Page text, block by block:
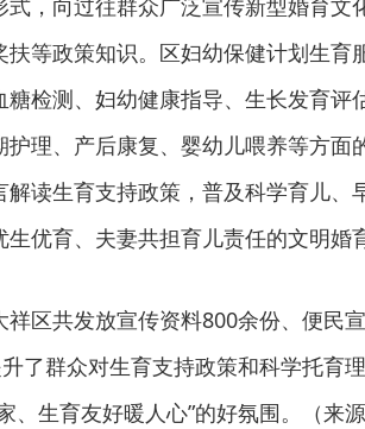
扶等政策知识。区妇幼保健计划生育
糖检测、妇幼健康指导、生长发育评
护理、产后康复、婴幼儿喂养等方面
解读生育支持政策，普及科学育儿、
优育、夫妻共担育儿责任的文明婚
祥区共发放宣传资料800余份、便民
了群众对生育支持政策和科学托育
、生育友好暖人心”的好氛围。（来